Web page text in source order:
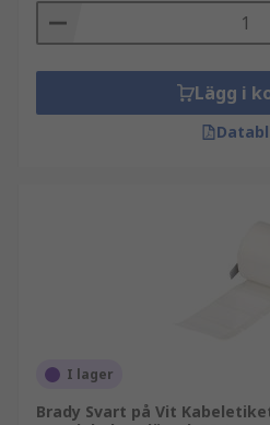
Lägg i
I lager
Brady Svart på Vit